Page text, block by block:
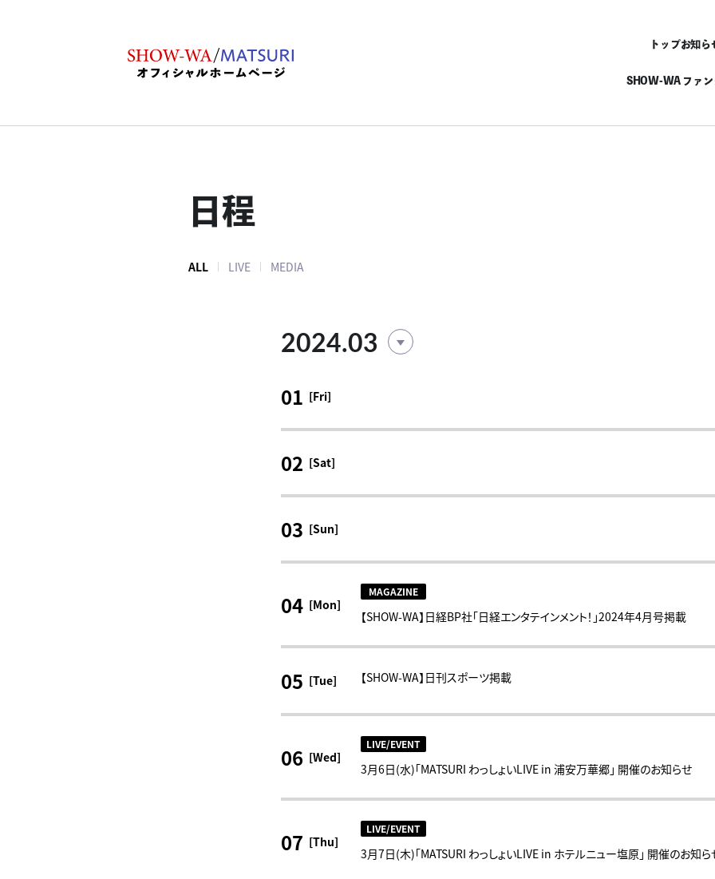
トップお知ら
SHOW-WA ファン
日程
ALL LIVE MEDIA
2024.03
01 [Fri]
02 [Sat]
03 [Sun]
04 [Mon]
MAGAZINE
【SHOW-WA】日経BP社「日経エンタテインメント！」2024年4月号掲載
05 [Tue] 【SHOW-WA】日刊スポーツ掲載
06 [Wed]
LIVE/EVENT
3月6日(水)「MATSURI わっしょいLIVE in 浦安万華郷」 開催のお知らせ
07 [Thu]
LIVE/EVENT
3月7日(木)「MATSURI わっしょいLIVE in ホテルニュー塩原」 開催のお知ら